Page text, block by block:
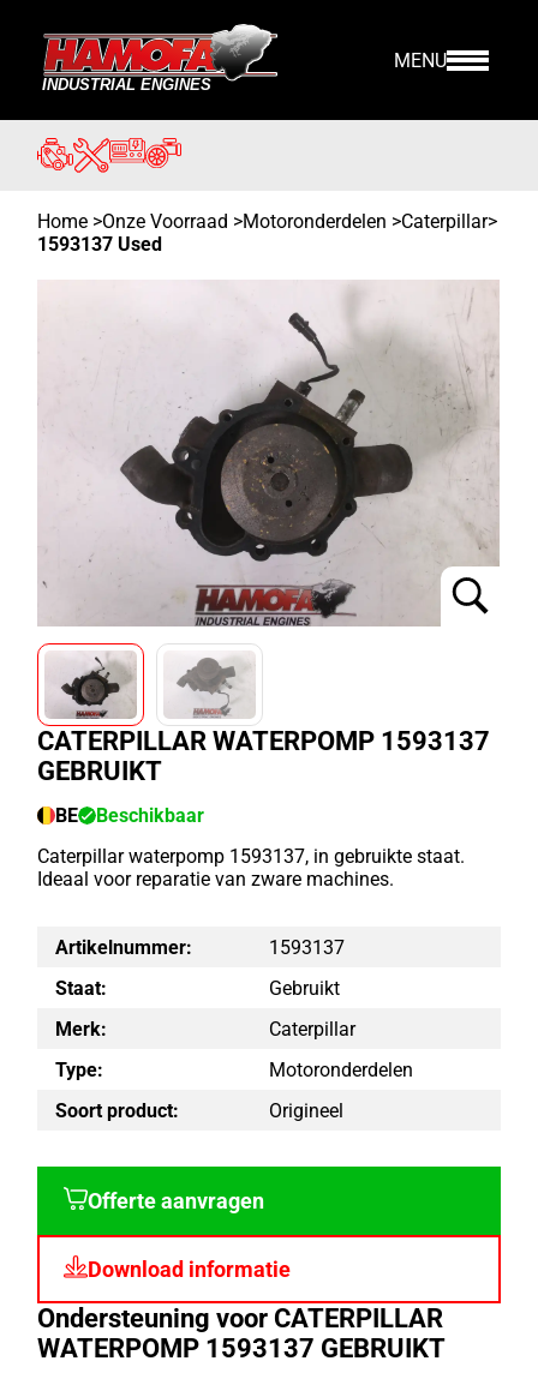
MENU
Home >Onze Voorraad >Motoronderdelen >Caterpillar>
1593137 Used
CATERPILLAR WATERPOMP 1593137
GEBRUIKT
BE
Beschikbaar
Caterpillar waterpomp 1593137, in gebruikte staat.
Ideaal voor reparatie van zware machines.
Artikelnummer:
1593137
Staat:
Gebruikt
Merk:
Caterpillar
Type:
Motoronderdelen
Soort product:
Origineel
Offerte aanvragen
Download informatie
Ondersteuning voor CATERPILLAR
WATERPOMP 1593137 GEBRUIKT